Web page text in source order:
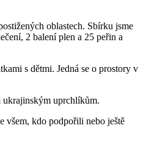
oblastech. Sbírku jsme
2 balení plen a 25 peřin a
s dětmi. Jedná se o prostory v
ukrajinským uprchlíkům.
všem, kdo podpořili nebo ještě